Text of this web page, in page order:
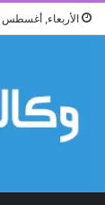
الأربعاء, أغسطس 5 2026